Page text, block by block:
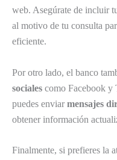
web. Asegúrate de incluir
al motivo de tu consulta
eficiente.
Por otro lado, el banco
sociales como Facebook y
puedes enviar mensajes
obtener información
Finalmente, si prefieres la